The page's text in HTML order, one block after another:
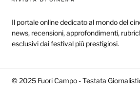
Il portale online dedicato al mondo del
news, recensioni, approfondimenti,
esclusivi dai festival più prestigiosi.
© 2025 Fuori Campo - Testata